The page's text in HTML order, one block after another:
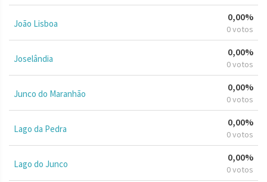
João Lisboa
0,00%
0 votos
Joselândia
0,00%
0 votos
Junco do Maranhão
0,00%
0 votos
Lago da Pedra
0,00%
0 votos
Lago do Junco
0,00%
0 votos